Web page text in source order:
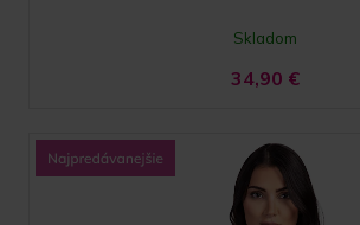
Skladom
34,90 €